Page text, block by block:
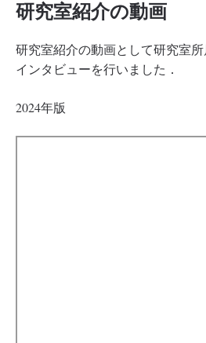
研究室紹介の動画
研究室紹介の動画として研究室
インタビューを行いました．
2024年版